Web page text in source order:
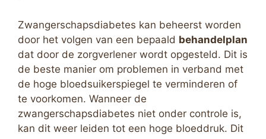
Zwangerschapsdiabetes kan beheerst worden
door het volgen van een bepaald behandelplan
dat door de zorgverlener wordt opgesteld. Dit is
de beste manier om problemen in verband met
de hoge bloedsuikerspiegel te verminderen of
te voorkomen. Wanneer de
zwangerschapsdiabetes niet onder controle is,
kan dit weer leiden tot een hoge bloeddruk. Dit